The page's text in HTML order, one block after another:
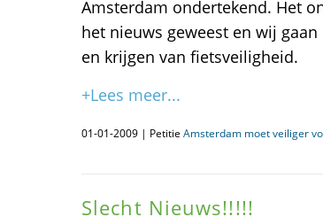
Amsterdam ondertekend. Het
het nieuws geweest en wij
en krijgen van fietsveiligheid.
+Lees meer...
01-01-2009 | Petitie Amsterdam moet veiliger
Slecht Nieuws!!!!!